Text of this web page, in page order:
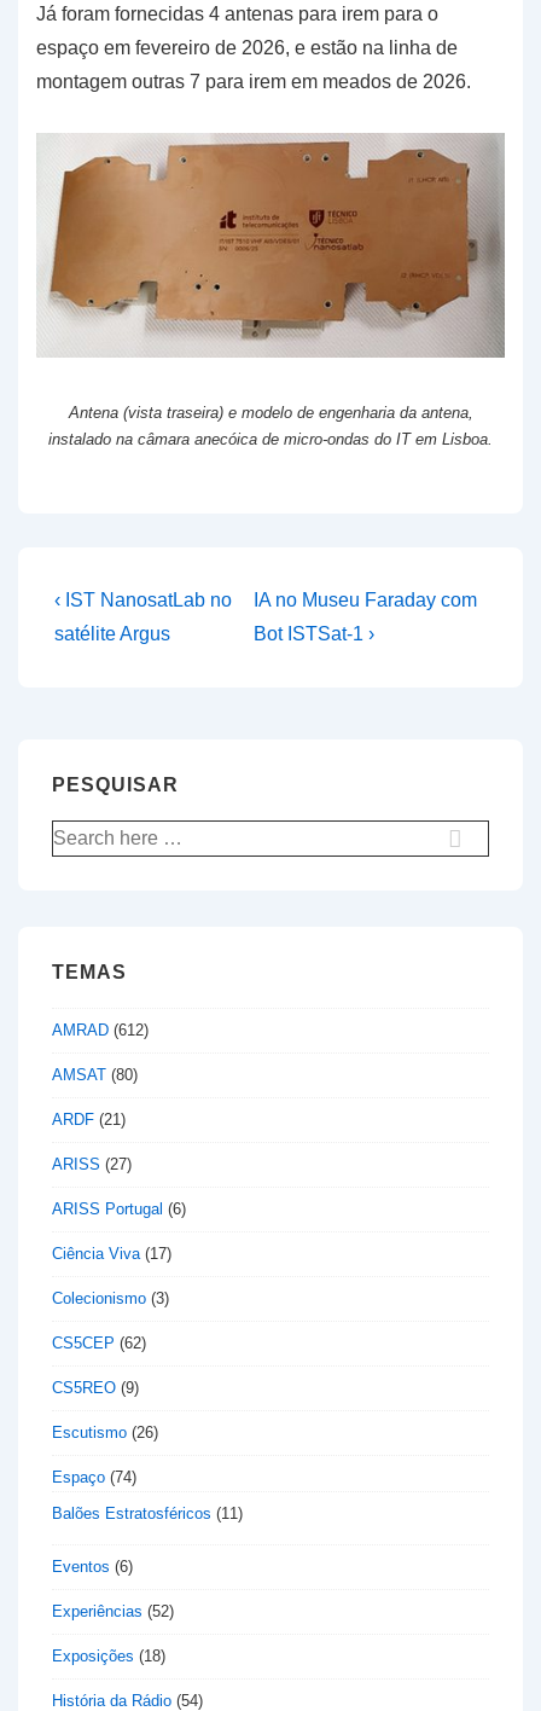
Já foram fornecidas 4 antenas para irem para o
espaço em fevereiro de 2026, e estão na linha de
montagem outras 7 para irem em meados de 2026.
Antena (vista traseira) e modelo de engenharia da antena,
instalado na câmara anecóica de micro-ondas do IT em Lisboa.
Navegação
de
Previous
Post
‹ IST NanosatLab no
satélite Argus
Next
Post
IA no Museu Faraday com
Bot ISTSat-1 ›
PESQUISAR
Pesquisar
por:
TEMAS
AMRAD (612)
AMSAT (80)
ARDF (21)
ARISS (27)
ARISS Portugal (6)
Ciência Viva (17)
Colecionismo (3)
CS5CEP (62)
CS5REO (9)
Escutismo (26)
Espaço (74)
Balões Estratosféricos (11)
Eventos (6)
Experiências (52)
Exposições (18)
História da Rádio (54)